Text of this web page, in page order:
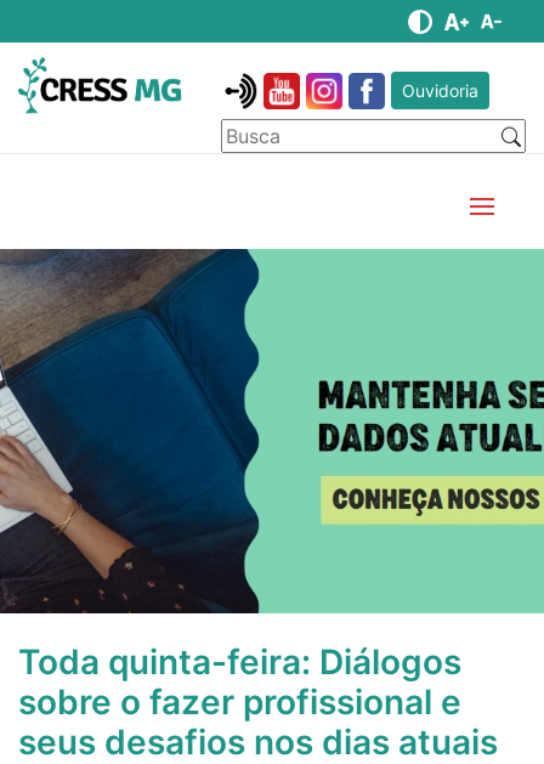
Ouvidoria
Toda quinta-feira: Diálogos
sobre o fazer profissional e
seus desafios nos dias atuais